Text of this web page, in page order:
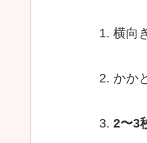
横向
かか
2〜3